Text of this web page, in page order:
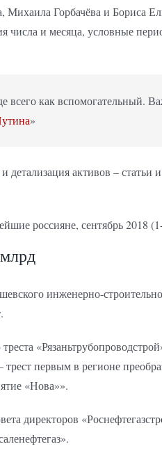
Горбачёва и Бориса
числа и месяца, условные
всего как вспомогательный.
»
активов – статьи
инженерно-
первым в регионе
«Нова»».
директоров